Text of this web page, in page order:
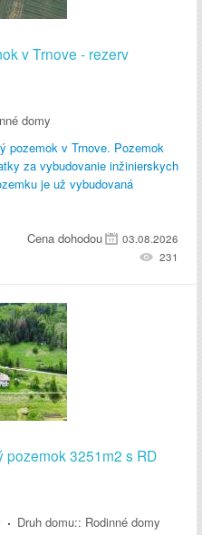
v Trnove - rezerv
domy
pozemok v Trnove. Pozemok
za vybudovanie inžinierskych
je už vybudovaná
Cena dohodou
03.08.2026
231
pozemok 3251m2 s RD
Druh domu:: Rodinné domy